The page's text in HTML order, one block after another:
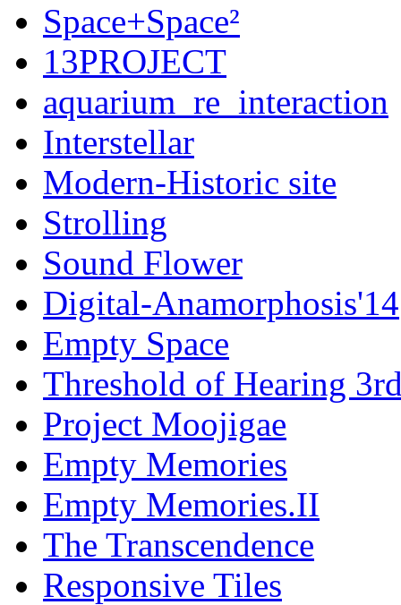
Space+Space²
13PROJECT
aquarium_re_interaction
Interstellar
Modern-Historic site
Strolling
Sound Flower
Digital-Anamorphosis'14
Empty Space
Threshold of Hearing
Project Moojigae
Empty Memories
Empty Memories.II
The Transcendence
Responsive Tiles